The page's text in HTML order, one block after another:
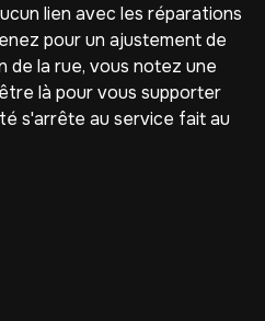
lien avec les réparations
pour un ajustement de
de la rue, vous notez une
là pour vous supporter
s'arrête au service fait au